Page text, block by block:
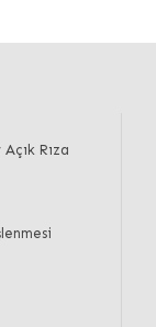
Rıza